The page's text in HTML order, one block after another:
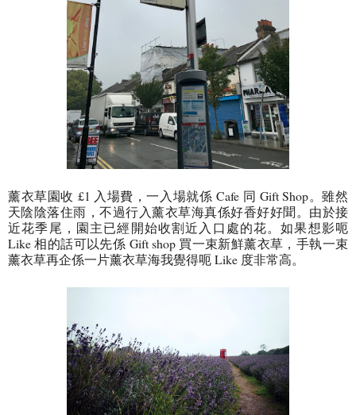
薰衣草園收 £1 入場費，一入場就係 Cafe 同 Gift Shop。雖然
天陰陰落住雨，不過行入薰衣草海真係好香好好聞。由於接
近花季尾，園主已經開始收割近入口處的花。如果想影呃
Like 相的話可以先係 Gift shop 買一束新鮮薰衣草，手執一束
薰衣草再企係一片薰衣草海我覺得呃 Like 度非常高。